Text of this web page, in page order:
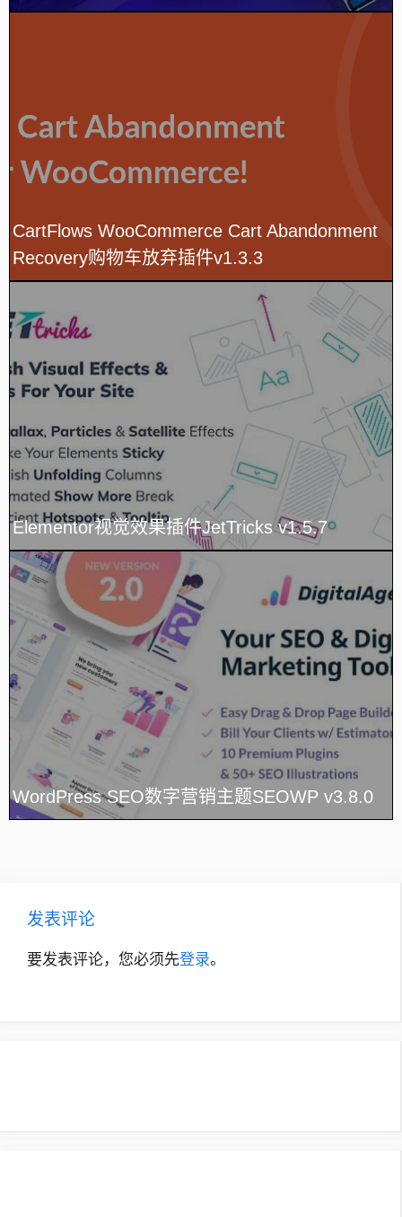
CartFlows WooCommerce Cart Abandonment
Recovery购物车放弃插件v1.3.3
Elementor视觉效果插件JetTricks v1.5.7
WordPress SEO数字营销主题SEOWP v3.8.0
发表评论
要发表评论，您必须先登录。